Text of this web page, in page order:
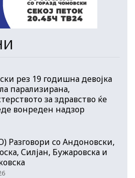
рез 19 годишна девојка
парализирана,
за здравство ќе
вонреден надзор
Разговори со Андоновски,
Силјан, Бужаровска и